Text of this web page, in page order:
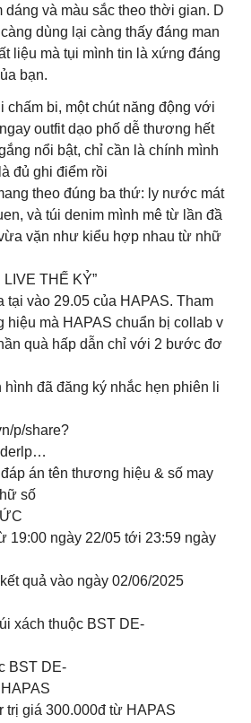
và màu sắc theo thời gian. D
dùng lại càng thấy đáng man
liệu mà tụi mình tin là xứng đáng
bạn.
chấm bi, một chút năng động với
outfit dạo phố dễ thương hết
nổi bật, chỉ cần là chính mình
đủ ghi điểm rồi
theo đúng ba thứ: ly nước mát
và túi denim mình mê từ lần đầ
vặn như kiểu hợp nhau từ nhữ
LIVE THẾ KỶ”
tại vào 29.05 của HAPAS. Tham
mà HAPAS chuẩn bị collab v
quà hấp dẫn chỉ với 2 bước đơ
hình đã đăng ký nhắc hẹn phiên li
p/share?
án tên thương hiệu & số may
số
19:00 ngày 22/05 tới 23:59 ngày
quả vào ngày 02/06/2025
xách thuộc BST DE-
BST DE-
trị giá 300.000đ từ HAPAS